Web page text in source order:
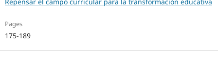
Repensar el campo curricular para la transformación educativa
Pages
175-189